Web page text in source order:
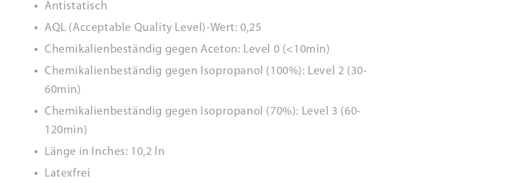
Antistatisch
AQL (Acceptable Quality Level)-Wert: 0,25
Chemikalienbeständig gegen Aceton: Level 0 (<10min)
Chemikalienbeständig gegen Isopropanol (100%): Level 2 (30-
60min)
Chemikalienbeständig gegen Isopropanol (70%): Level 3 (60-
120min)
Länge in Inches: 10,2 ln
Latexfrei